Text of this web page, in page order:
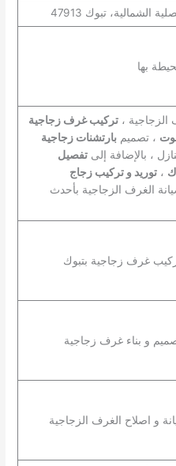
بها
الزجاجية ، تركيب غرف زجاجية
، تصميم بارتشنات زجاجية
، بالإضافة إلى تفصيل
، توريد و تركيب زجاج
الغرف الزجاجية بأحدث